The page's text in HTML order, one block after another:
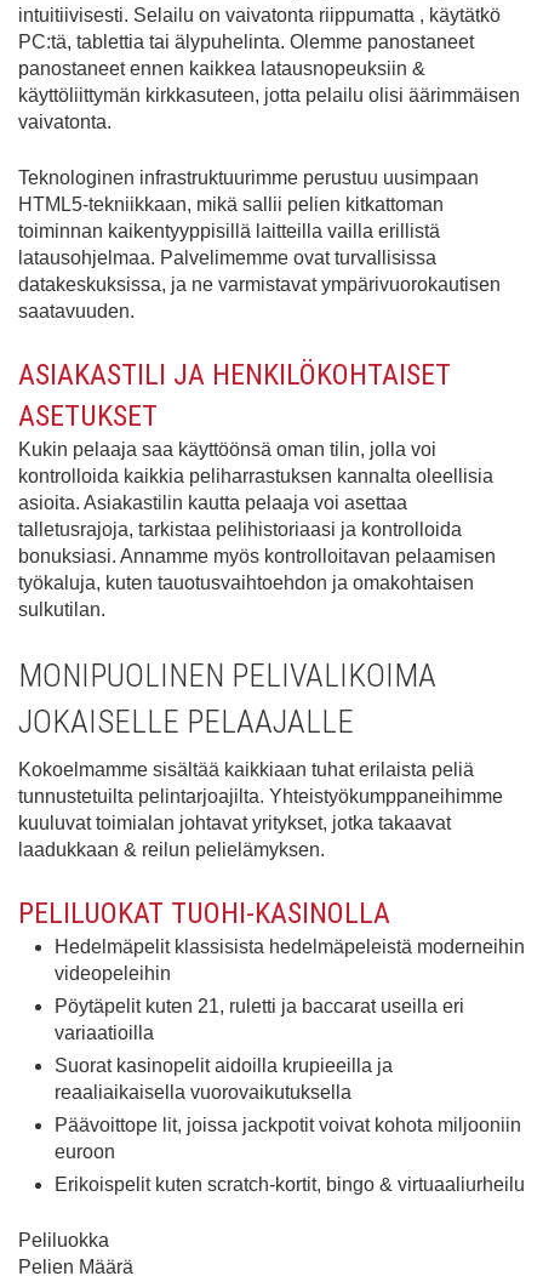
intuitiivisesti. Selailu on vaivatonta riippumatta , käytätkö
PC:tä, tablettia tai älypuhelinta. Olemme panostaneet
panostaneet ennen kaikkea latausnopeuksiin &
käyttöliittymän kirkkasuteen, jotta pelailu olisi äärimmäisen
vaivatonta.
Teknologinen infrastruktuurimme perustuu uusimpaan
HTML5-tekniikkaan, mikä sallii pelien kitkattoman
toiminnan kaikentyyppisillä laitteilla vailla erillistä
latausohjelmaa. Palvelimemme ovat turvallisissa
datakeskuksissa, ja ne varmistavat ympärivuorokautisen
saatavuuden.
ASIAKASTILI JA HENKILÖKOHTAISET
ASETUKSET
Kukin pelaaja saa käyttöönsä oman tilin, jolla voi
kontrolloida kaikkia peliharrastuksen kannalta oleellisia
asioita. Asiakastilin kautta pelaaja voi asettaa
talletusrajoja, tarkistaa pelihistoriaasi ja kontrolloida
bonuksiasi. Annamme myös kontrolloitavan pelaamisen
työkaluja, kuten tauotusvaihtoehdon ja omakohtaisen
sulkutilan.
MONIPUOLINEN PELIVALIKOIMA
JOKAISELLE PELAAJALLE
Kokoelmamme sisältää kaikkiaan tuhat erilaista peliä
tunnustetuilta pelintarjoajilta. Yhteistyökumppaneihimme
kuuluvat toimialan johtavat yritykset, jotka takaavat
laadukkaan & reilun pelielämyksen.
PELILUOKAT TUOHI-KASINOLLA
Hedelmäpelit klassisista hedelmäpeleistä moderneihin
videopeleihin
Pöytäpelit kuten 21, ruletti ja baccarat useilla eri
variaatioilla
Suorat kasinopelit aidoilla krupieeilla ja
reaaliaikaisella vuorovaikutuksella
Päävoittope lit, joissa jackpotit voivat kohota miljooniin
euroon
Erikoispelit kuten scratch-kortit, bingo & virtuaaliurheilu
Peliluokka
Pelien Määrä